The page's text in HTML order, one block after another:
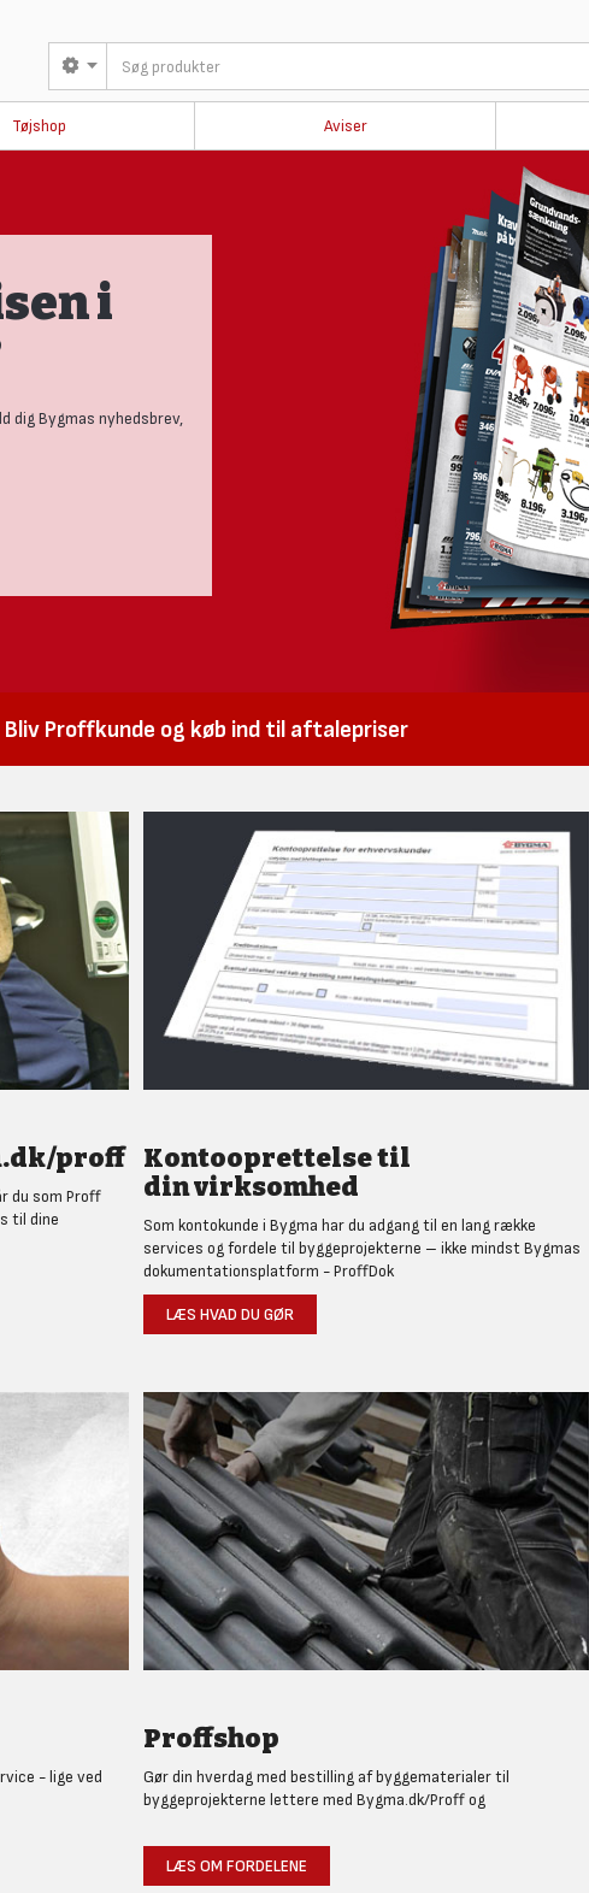
Tøjshop Aviser
i
dig Bygmas nyhedsbrev,
Proffkunde og køb ind til aftalepriser
proff
du som Proff
til dine
Kontooprettelse til
din virksomhed
Som kontokunde i Bygma har du adgang til en lang række
services og fordele til byggeprojekterne – ikke mindst Bygmas
dokumentationsplatform - ProffDok
LÆS HVAD DU GØR
- lige ved
Proffshop
Gør din hverdag med bestilling af byggematerialer til
byggeprojekterne lettere med Bygma.dk/Proff og
LÆS OM FORDELENE